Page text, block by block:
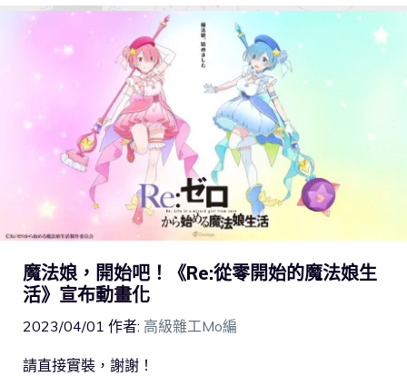
魔法娘，開始吧！《Re:從零開始的魔法娘生
活》宣布動畫化
2023/04/01 作者: 高級雜工Mo編
請直接實裝，謝謝！